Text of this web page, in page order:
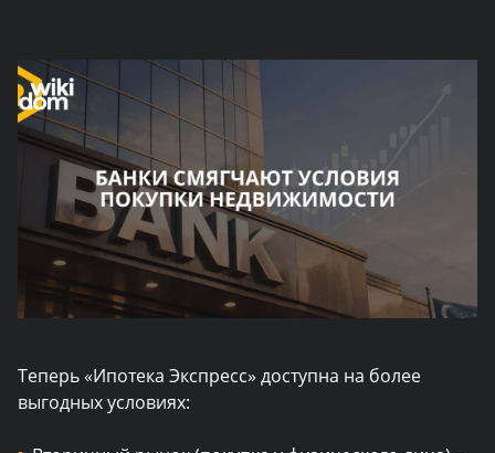
Теперь «Ипотека Экспресс» доступна на более
выгодных условиях: